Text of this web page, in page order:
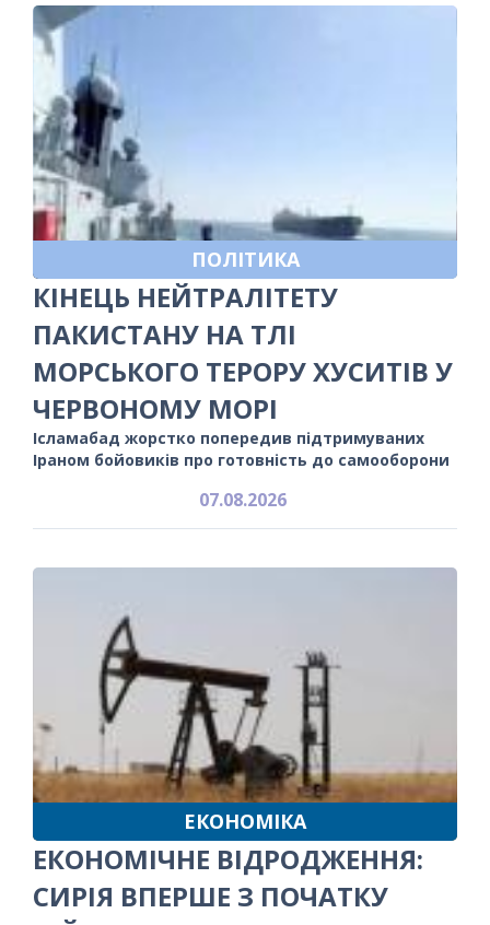
ПОЛІТИКА
КІНЕЦЬ НЕЙТРАЛІТЕТУ
ПАКИСТАНУ НА ТЛІ
МОРСЬКОГО ТЕРОРУ ХУСИТІВ У
ЧЕРВОНОМУ МОРІ
Ісламабад жорстко попередив підтримуваних
Іраном бойовиків про готовність до самооборони
07.08.2026
ЕКОНОМІКА
ЕКОНОМІЧНЕ ВІДРОДЖЕННЯ:
СИРІЯ ВПЕРШЕ З ПОЧАТКУ